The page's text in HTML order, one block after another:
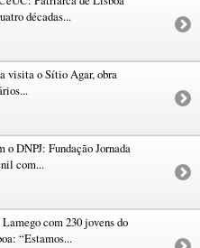
décadas...
visita o Sítio Agar, obra
DNPJ: Fundação Jornada
com...
com 230 jovens do
“Estamos...